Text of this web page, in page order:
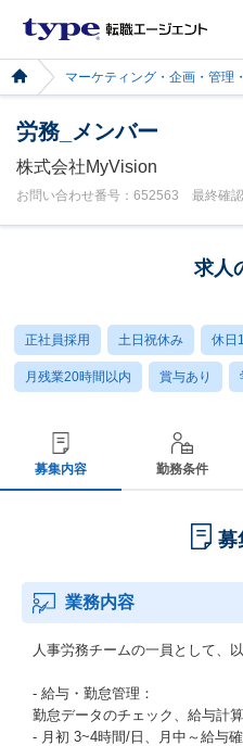
マーケティング・企画・管理
労務_メンバー
株式会社MyVision
お問い合わせ番号：652563 最終確
求人
正社員採用 土日祝休み 休日
月残業20時間以内 賞与あり
募集内容 勤務条件
募
業務内容
人事労務チームの一員として、
- 給与・勤怠管理：
勤怠データのチェック、給与計
- 月初 3~4時間/日、月中～給与